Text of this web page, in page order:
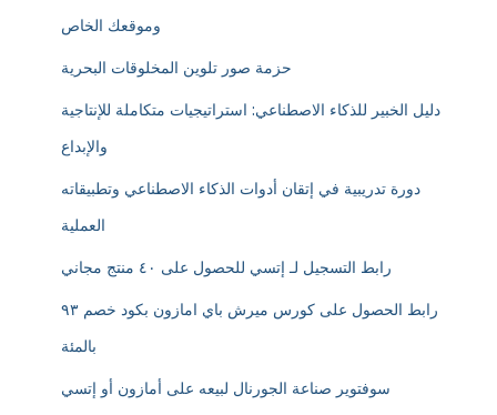
وموقعك الخاص
حزمة صور تلوين المخلوقات البحرية
دليل الخبير للذكاء الاصطناعي: استراتيجيات متكاملة للإنتاجية
والإبداع
دورة تدريبية في إتقان أدوات الذكاء الاصطناعي وتطبيقاته
العملية
رابط التسجيل لـ إتسي للحصول على ٤٠ منتج مجاني
رابط الحصول على كورس ميرش باي امازون بكود خصم ٩٣
بالمئة
سوفتوير صناعة الجورنال لبيعه على أمازون أو إتسي